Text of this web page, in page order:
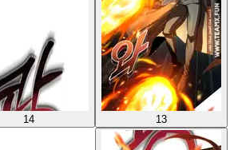
13
14